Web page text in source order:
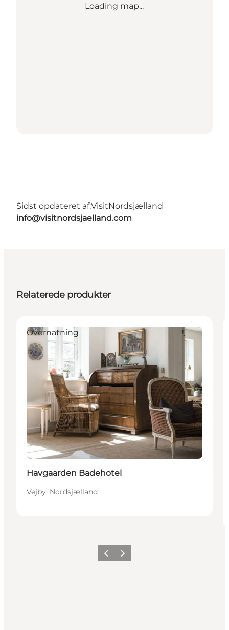
Loading map...
Sidst opdateret af:VisitNordsjælland
info@visitnordsjaelland.com
Relaterede produkter
Overnatning
Havgaarden Badehotel
Vejby, Nordsjælland
ForrigeNæste